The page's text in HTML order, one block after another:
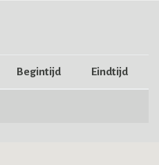
Begintijd Eindtijd